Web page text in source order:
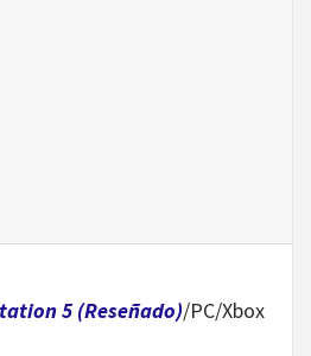
5 (Reseñado)/PC/Xbox